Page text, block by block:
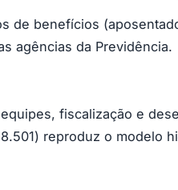
de benefícios
agências da Previdência.
fiscalização e
reproduz o modelo